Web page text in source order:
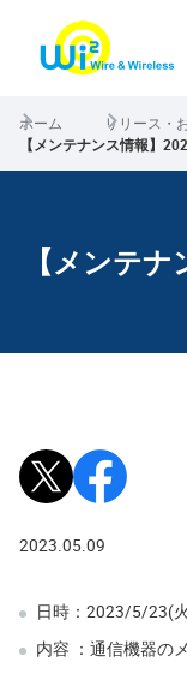
ホーム リリース・
【メンテナンス情報】
【メンテ
Xで投稿Facebookでシ
2023.05.09
日時：2023/5/23(
内容 ：通信機器の